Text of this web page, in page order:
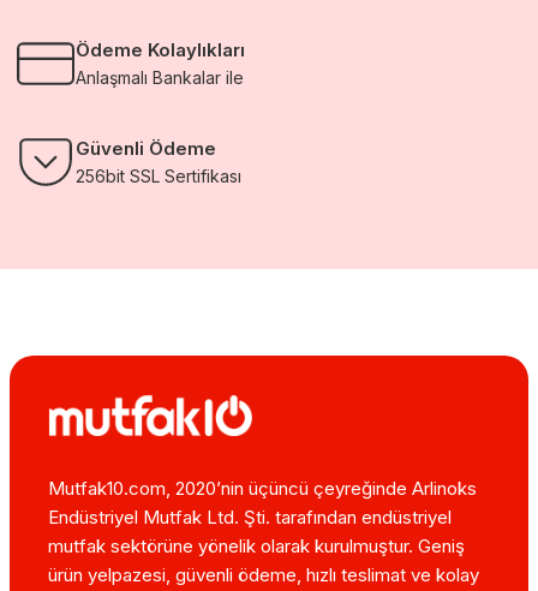
Ödeme Kolaylıkları
Anlaşmalı Bankalar ile
Güvenli Ödeme
256bit SSL Sertifikası
Mutfak10.com, 2020’nin üçüncü çeyreğinde Arlinoks
Endüstriyel Mutfak Ltd. Şti. tarafından endüstriyel
mutfak sektörüne yönelik olarak kurulmuştur. Geniş
ürün yelpazesi, güvenli ödeme, hızlı teslimat ve kolay